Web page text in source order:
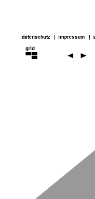
datenschutz impressum
grid